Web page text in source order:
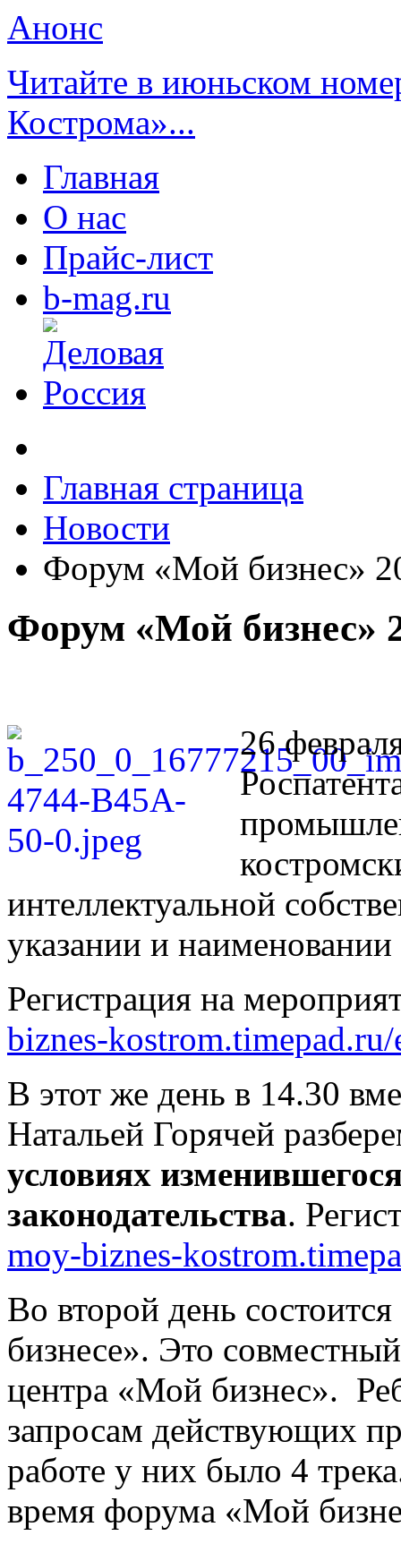
Анонс
Читайте в июньском
Кострома»...
Главная
О нас
Прайс-лист
b-mag.ru
Главная страница
Новости
Форум «Мой бизнес»
Форум «Мой бизнес»
26
интеллектуальной
указании и
Регистрация на
biznes-
В этот же день в 14.30
Натальей Горячей
условиях
законодательства.
moy-biznes-
Во второй день
бизнесе». Это
центра «Мой бизнес».
запросам действующих
работе у них было 4
время форума «Мой